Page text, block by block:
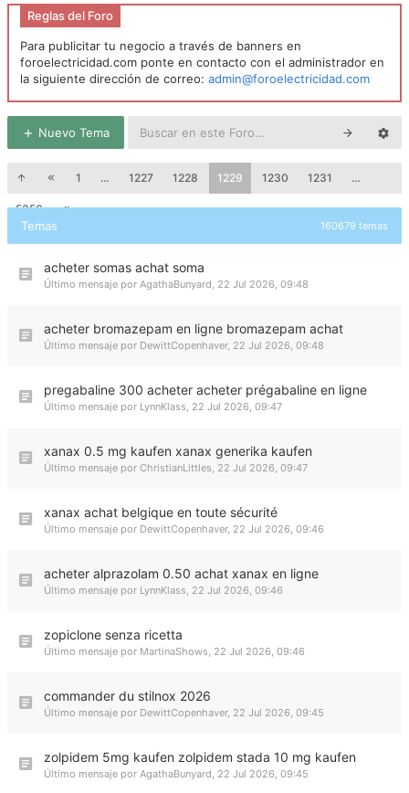
Reglas del Foro
Para publicitar tu negocio a través de banners en
foroelectricidad.com ponte en contacto con el administrador en
la siguiente dirección de correo: admin@foroelectricidad.com
Nuevo Tema
1 … 1227 1228 1229 1230 1231 …
5356
Temas 160679 temas
acheter somas achat soma
Último mensaje por AgathaBunyard, 22 Jul 2026, 09:48
acheter bromazepam en ligne bromazepam achat
Último mensaje por DewittCopenhaver, 22 Jul 2026, 09:48
pregabaline 300 acheter acheter prégabaline en ligne
Último mensaje por LynnKlass, 22 Jul 2026, 09:47
xanax 0.5 mg kaufen xanax generika kaufen
Último mensaje por ChristianLittles, 22 Jul 2026, 09:47
xanax achat belgique en toute sécurité
Último mensaje por DewittCopenhaver, 22 Jul 2026, 09:46
acheter alprazolam 0.50 achat xanax en ligne
Último mensaje por LynnKlass, 22 Jul 2026, 09:46
zopiclone senza ricetta
Último mensaje por MartinaShows, 22 Jul 2026, 09:46
commander du stilnox 2026
Último mensaje por DewittCopenhaver, 22 Jul 2026, 09:45
zolpidem 5mg kaufen zolpidem stada 10 mg kaufen
Último mensaje por AgathaBunyard, 22 Jul 2026, 09:45